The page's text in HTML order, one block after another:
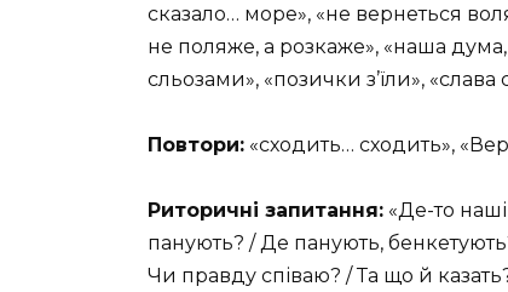
сказало… море», «не вернеться
не поляже, а розкаже», «наша
сльозами», «позички з’їли», «слава
Повтори: «сходить… сходить»,
Риторичні запитання: «Де-то
панують? / Де панують,
Чи правду співаю? / Та що й